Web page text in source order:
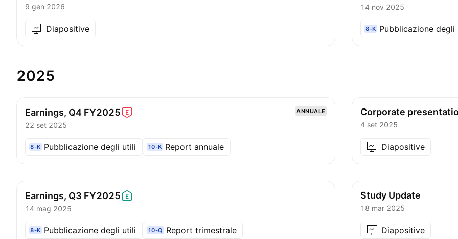
9 gen 2026
Diapositive
14 nov 2025
8-K Pubblicazione degli
2025
Earnings, Q4 FY2025 ANNUALE
22 set 2025
8-K Pubblicazione degli utili 10-K Report annuale
Corporate
4 set 2025
Diapositive
Earnings, Q3 FY2025
14 mag 2025
8-K Pubblicazione degli utili 10-Q Report trimestrale
Study Update
18 mar 2025
Diapositive